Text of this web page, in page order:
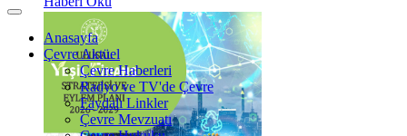
Anasayfa
Çevre Aktüel
Çevre Haberleri
Radyo ve TV'de Çevre
Faydalı Linkler
Çevre Mevzuatı